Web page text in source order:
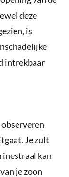
deze
is
intrekbaar
Je zult
kan
je zoon